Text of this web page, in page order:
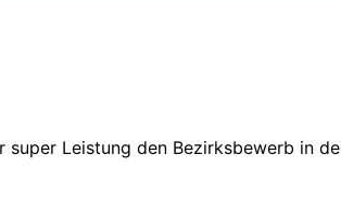
super Leistung den Bezirksbewerb in